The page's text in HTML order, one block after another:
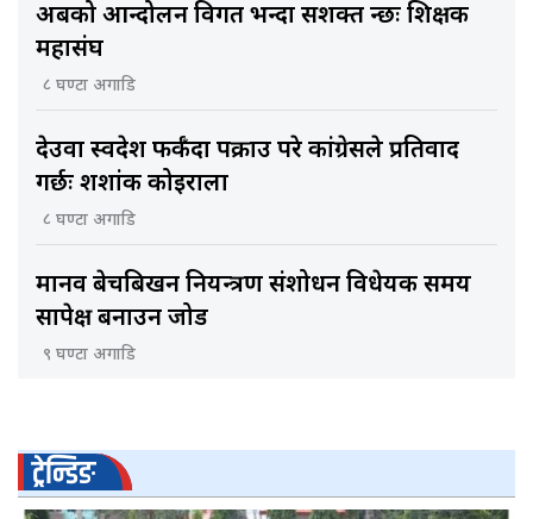
अबको आन्दोलन विगत भन्दा सशक्त हुन्छः शिक्षक
महासंघ
८ घण्टा अगाडि
देउवा स्वदेश फर्कँदा पक्राउ परे कांग्रेसले प्रतिवाद
गर्छः शशांक कोइराला
८ घण्टा अगाडि
मानव बेचबिखन नियन्त्रण संशोधन विधेयक समय
सापेक्ष बनाउन जोड
९ घण्टा अगाडि
ट्रेन्डिङ